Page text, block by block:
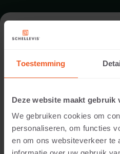
Toestemming
Deze website maakt gebruik
We gebruiken cookies om
personaliseren, om functies
en om ons websiteverkeer te
ÖFFENTLICHER
Oldebroek
Anwendung:
Öffentlicher Raum
Fotografie: